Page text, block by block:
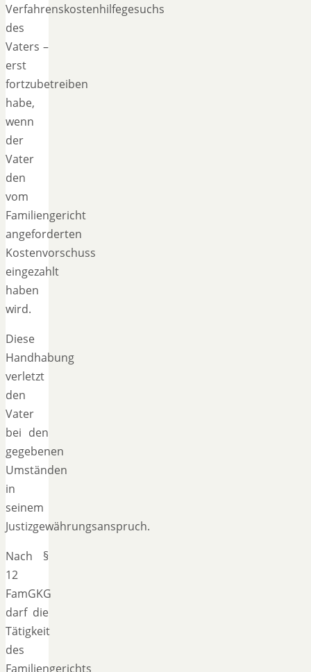
Verfahrenskostenhilfegesuchs
des
Vaters –
erst
fortzubetreiben
habe,
wenn
der
Vater
den
vom
Familiengericht
angeforderten
Kostenvorschuss
eingezahlt
haben
wird.
Diese
Handhabung
verletzt
den
Vater
bei den
gegebenen
Umständen
in
seinem
Justizgewährungsanspruch.
Nach §
12
FamGKG
darf die
Tätigkeit
des
Familiengerichts